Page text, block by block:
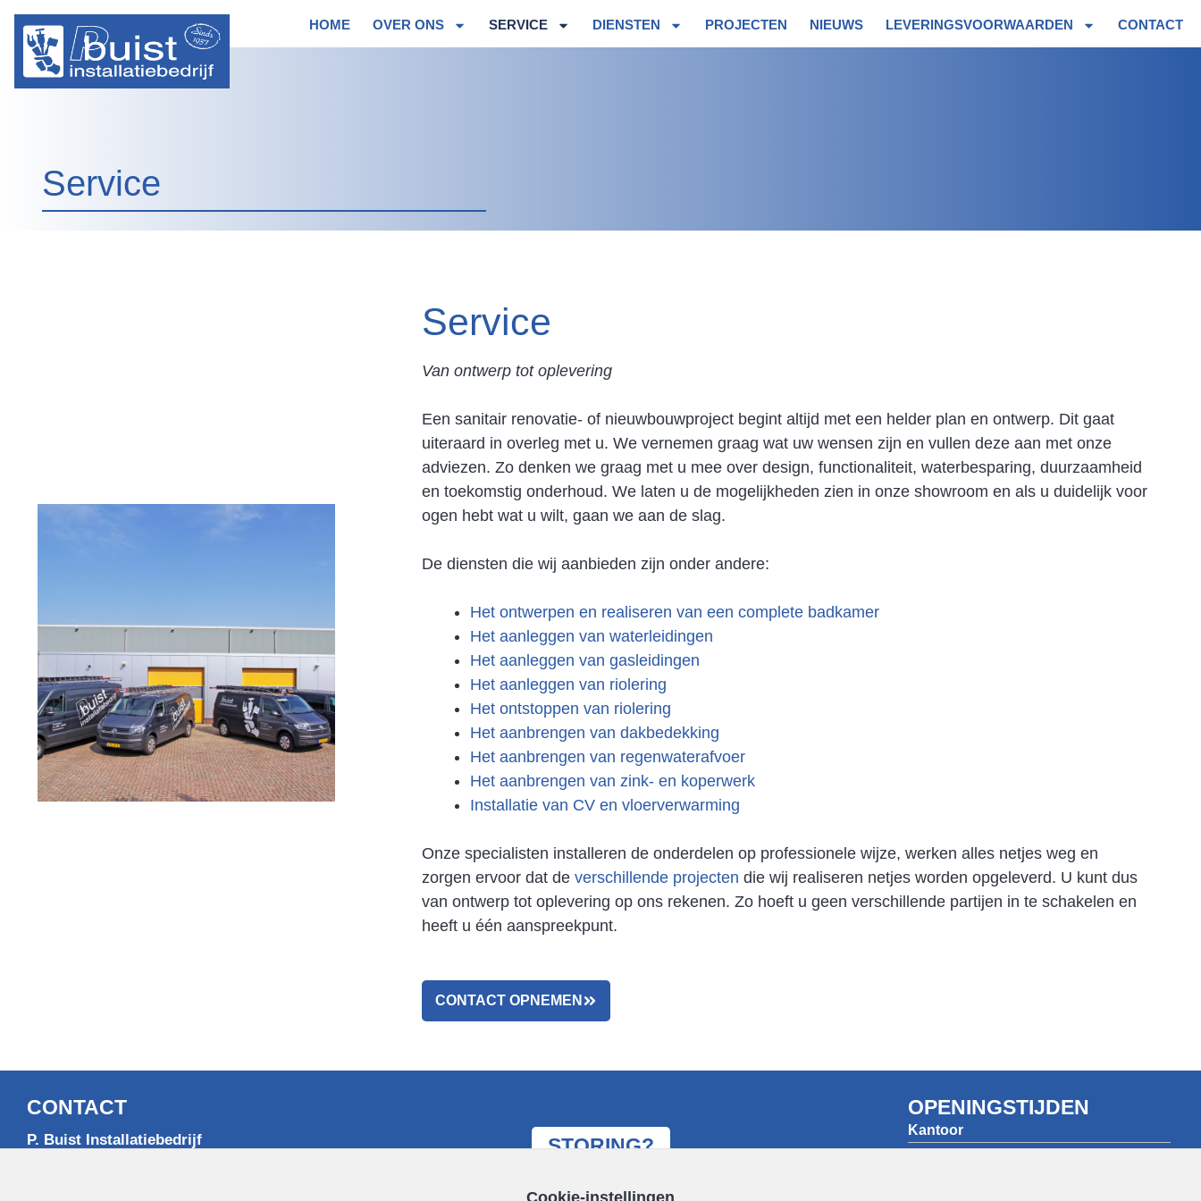
HOME OVER ONS SERVICE DIENSTEN PROJECTEN NIEUWS LEVERINGSVOORWAARDEN CONTACT
Service
Service
Van ontwerp tot oplevering
Een sanitair renovatie- of nieuwbouwproject begint altijd met een helder plan en ontwerp. Dit gaat
uiteraard in overleg met u. We vernemen graag wat uw wensen zijn en vullen deze aan met onze
adviezen. Zo denken we graag met u mee over design, functionaliteit, waterbesparing, duurzaamheid
en toekomstig onderhoud. We laten u de mogelijkheden zien in onze showroom en als u duidelijk voor
ogen hebt wat u wilt, gaan we aan de slag.
De diensten die wij aanbieden zijn onder andere:
Het ontwerpen en realiseren van een complete badkamer
Het aanleggen van waterleidingen
Het aanleggen van gasleidingen
Het aanleggen van riolering
Het ontstoppen van riolering
Het aanbrengen van dakbedekking
Het aanbrengen van regenwaterafvoer
Het aanbrengen van zink- en koperwerk
Installatie van CV en vloerverwarming
Onze specialisten installeren de onderdelen op professionele wijze, werken alles netjes weg en
zorgen ervoor dat deverschillende projecten die wij realiseren netjes worden opgeleverd. U kunt dus
van ontwerp tot oplevering op ons rekenen. Zo hoeft u geen verschillende partijen in te schakelen en
heeft u één aanspreekpunt.
CONTACT OPNEMEN
CONTACT
P. Buist Installatiebedrijf
STORING?
OPENINGSTIJDEN
Kantoor
Cookie-instellingen